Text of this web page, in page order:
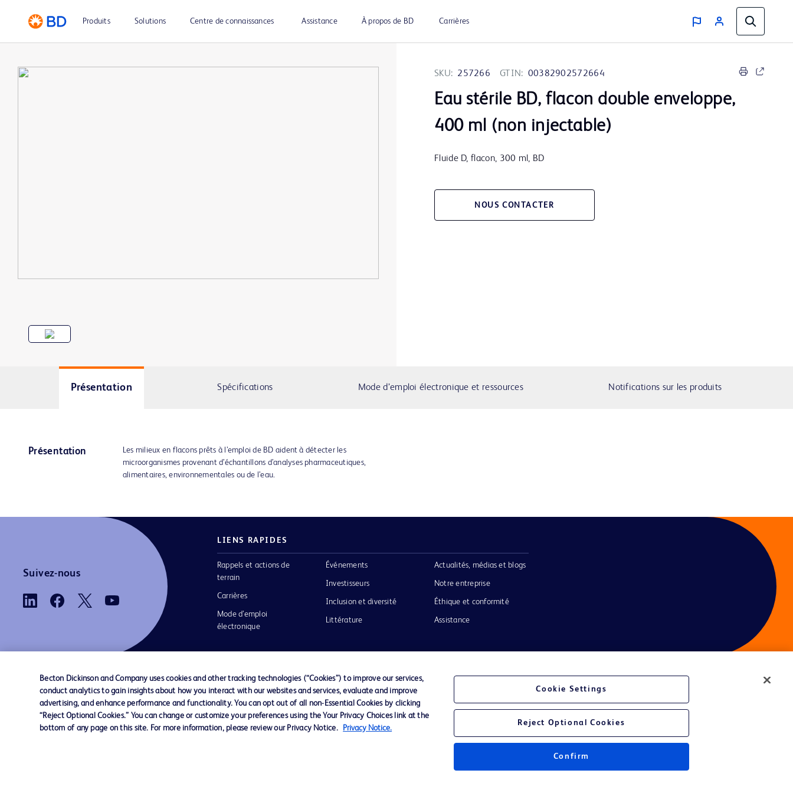
Produits Solutions Centre de connaissances Assistance À propos de BD Carrières
SKU: 257266 GTIN: 00382902572664
Eau stérile BD, flacon double enveloppe,
400 ml (non injectable)
Fluide D, flacon, 300 ml, BD
NOUS CONTACTER
Présentation Spécifications Mode d’emploi électronique et ressources Notifications sur les produits
Présentation
Les milieux en flacons prêts à l’emploi de BD aident à détecter les
microorganismes provenant d’échantillons d’analyses pharmaceutiques,
alimentaires, environnementales ou de l’eau.
Suivez-nous
LIENS RAPIDES
Rappels et actions de
terrain
Carrières
Mode d’emploi
électronique
Événements
Investisseurs
Inclusion et diversité
Littérature
Actualités, médias et blogs
Notre entreprise
Éthique et conformité
Assistance
Nous contacter Préférences en matière de cookies Confidentialité Conditions d’utilisation
Becton Dickinson and Company uses cookies and other tracking technologies (“Cookies”) to improve our services,
conduct analytics to gain insights about how you interact with our websites and services, evaluate and improve
advertising, and enhance performance and functionality. You can opt out of all non-Essential Cookies by clicking
“Reject Optional Cookies.” You can change or customize your preferences using the Your Privacy Choices link at the
bottom of any page on this site. For more information, please review our Privacy Notice.
Privacy Notice.
Cookie Settings
Reject Optional Cookies
Confirm